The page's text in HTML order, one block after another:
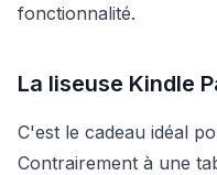
fonctionnalité.
La liseuse Kindle
C'est le cadeau idéal
Contrairement à une